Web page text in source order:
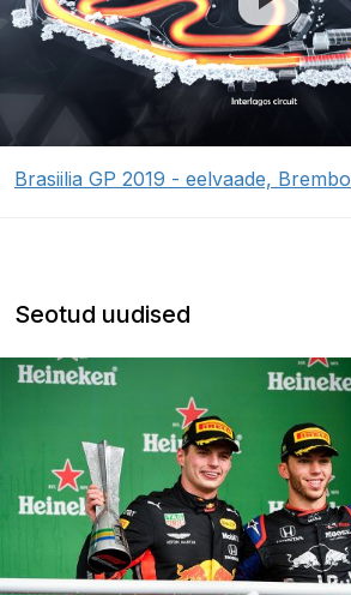
Brasiilia GP 2019 - eelvaade, Brembo
Seotud uudised